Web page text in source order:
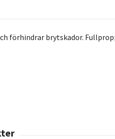
förhindrar brytskador.